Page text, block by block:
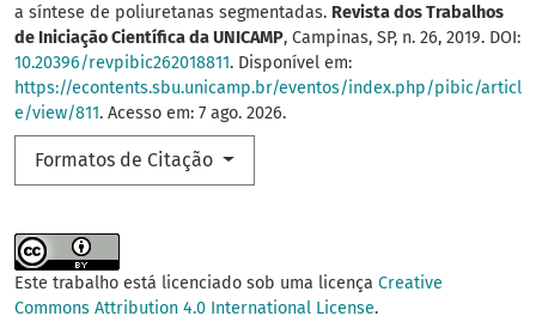
a síntese de poliuretanas segmentadas. Revista dos Trabalhos
de Iniciação Científica da UNICAMP, Campinas, SP, n. 26, 2019. DOI:
10.20396/revpibic262018811. Disponível em:
https://econtents.sbu.unicamp.br/eventos/index.php/pibic/articl
e/view/811. Acesso em: 7 ago. 2026.
Formatos de Citação
Este trabalho está licenciado sob uma licença Creative
Commons Attribution 4.0 International License.